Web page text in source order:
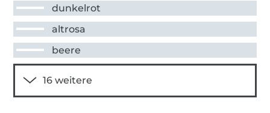
dunkelrot
altrosa
beere